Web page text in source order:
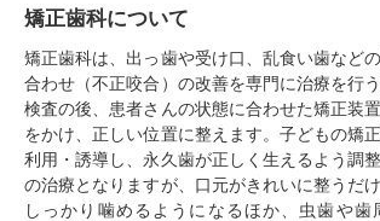
矯正歯科について
矯正歯科は、出っ歯や受け口、乱食い歯など
合わせ（不正咬合）の改善を専門に治療を行
検査の後、患者さんの状態に合わせた矯正装
をかけ、正しい位置に整えます。子どもの矯
利用・誘導し、永久歯が正しく生えるよう調
の治療となりますが、口元がきれいに整うだ
しっかり噛めるようになるほか、虫歯や歯